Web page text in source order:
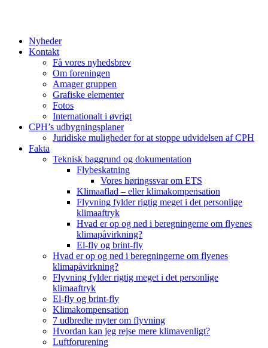
Nyheder
Kontakt
Få vores nyhedsbrev
Om foreningen
Amager gruppen
Grafiske elementer
Fotos
Internationalt i øvrigt
CPH’s udbygningsplaner
Juridiske muligheder for at stoppe udvidelsen af CPH
Fakta
Teknisk baggrund og dokumentation
Flybeskatning
Vores høringssvar om ETS
Klimaaflad – eller klimakompensation
Flyvning fylder rigtig meget i det personlige
klimaaftryk
Hvad er op og ned i beregningerne om flyenes
klimapåvirkning?
El-fly og brint-fly
Hvad er op og ned i beregningerne om flyenes
klimapåvirkning?
Flyvning fylder rigtig meget i det personlige
klimaaftryk
El-fly og brint-fly
Klimakompensation
7 udbredte myter om flyvning
Hvordan kan jeg rejse mere klimavenligt?
Luftforurening